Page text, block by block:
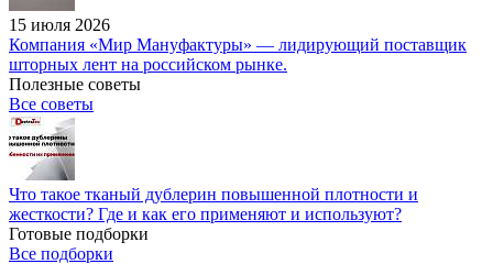
15 июля 2026
Компания «Мир Мануфактуры» — лидирующий поставщик
шторных лент на российском рынке.
Полезные советы
Все советы
Что такое тканый дублерин повышенной плотности и
жесткости? Где и как его применяют и используют?
Готовые подборки
Все подборки